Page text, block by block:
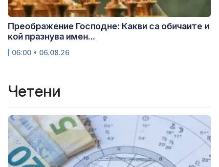
Преображение Господне: Какви са обичаите и
кой празнува имен...
06:00 • 06.08.26
Четени